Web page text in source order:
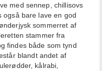
med sennep, chillisovs
også bare lave en god
sommerret af
stammer fra
findes både som tynd
blandt andet af
kålrabi,